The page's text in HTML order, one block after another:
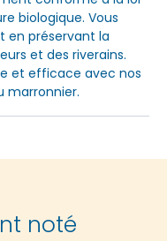
biologique. Vous
en préservant la
et des riverains.
et efficace avec nos
marronnier.
noté